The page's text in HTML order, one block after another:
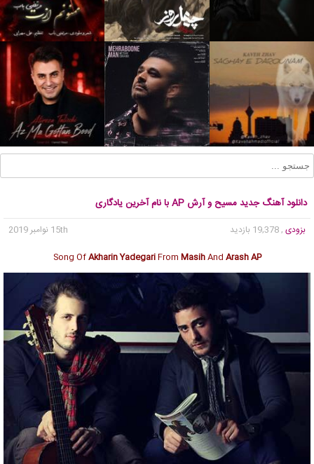
دانلود آهنگ جدید مسیح و آرش AP با نام آخرین یادگاری
بزودی , 19,378 بازدید
15th نوامبر 2019
Song OfAkharin YadegariFrom MasihAnd Arash AP